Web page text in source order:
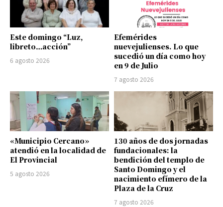
Este domingo “Luz,
libreto…acción”
6 agosto 2026
Efemérides
nuevejulienses. Lo que
sucedió un día como hoy
en 9 de Julio
7 agosto 2026
«Municipio Cercano»
atendió en la localidad de
El Provincial
5 agosto 2026
130 años de dos jornadas
fundacionales: la
bendición del templo de
Santo Domingo y el
nacimiento efímero de la
Plaza de la Cruz
7 agosto 2026